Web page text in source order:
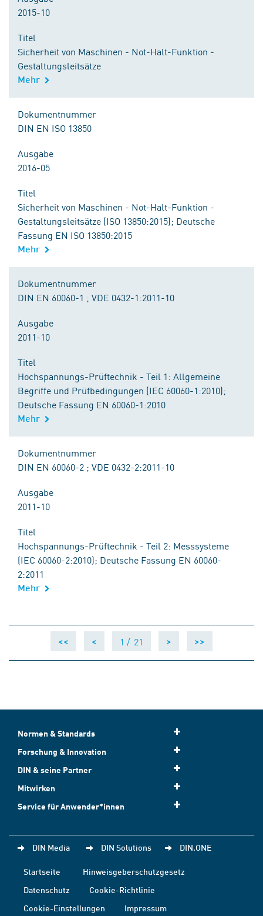
2015-10
Titel
Sicherheit von Maschinen - Not-Halt-Funktion -
Gestaltungsleitsätze
Mehr
Dokumentnummer
DIN EN ISO 13850
Ausgabe
2016-05
Titel
Sicherheit von Maschinen - Not-Halt-Funktion -
Gestaltungsleitsätze (ISO 13850:2015); Deutsche
Fassung EN ISO 13850:2015
Mehr
Dokumentnummer
DIN EN 60060-1 ; VDE 0432-1:2011-10
Ausgabe
2011-10
Titel
Hochspannungs-Prüftechnik - Teil 1: Allgemeine
Begriffe und Prüfbedingungen (IEC 60060-1:2010);
Deutsche Fassung EN 60060-1:2010
Mehr
Dokumentnummer
DIN EN 60060-2 ; VDE 0432-2:2011-10
Ausgabe
2011-10
Titel
Hochspannungs-Prüftechnik - Teil 2: Messsysteme
(IEC 60060-2:2010); Deutsche Fassung EN 60060-
2:2011
Mehr
<< < 1 / 21 > >>
Normen & Standards
Forschung & Innovation
DIN & seine Partner
Mitwirken
Service für Anwender*innen
DIN Media DIN Solutions DIN.ONE
Startseite
Hinweisgeberschutzgesetz
Datenschutz
Cookie-Richtlinie
Cookie-Einstellungen
Impressum